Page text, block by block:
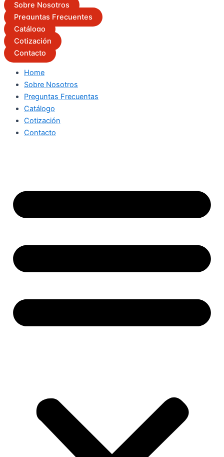
Sobre Nosotros
Preguntas Frecuentes
Catálogo
Cotización
Contacto
Home
Sobre Nosotros
Preguntas Frecuentas
Catálogo
Cotización
Contacto